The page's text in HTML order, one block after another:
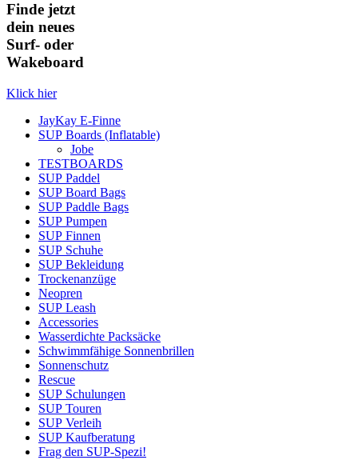
Finde jetzt
dein neues
Surf- oder
Wakeboard
Klick hier
JayKay E-Finne
SUP Boards (Inflatable)
Jobe
TESTBOARDS
SUP Paddel
SUP Board Bags
SUP Paddle Bags
SUP Pumpen
SUP Finnen
SUP Schuhe
SUP Bekleidung
Trockenanzüge
Neopren
SUP Leash
Accessories
Wasserdichte Packsäcke
Schwimmfähige Sonnenbrillen
Sonnenschutz
Rescue
SUP Schulungen
SUP Touren
SUP Verleih
SUP Kaufberatung
Frag den SUP-Spezi!